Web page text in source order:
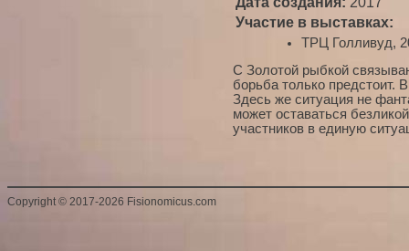
Участие в выставках:
ТРЦ Голливуд,
С Золотой рыбкой
борьба только предстоит.
Здесь же ситуация не
может оставаться
участников в единую
Copyright © 2017-2026 Fisionomicus.com